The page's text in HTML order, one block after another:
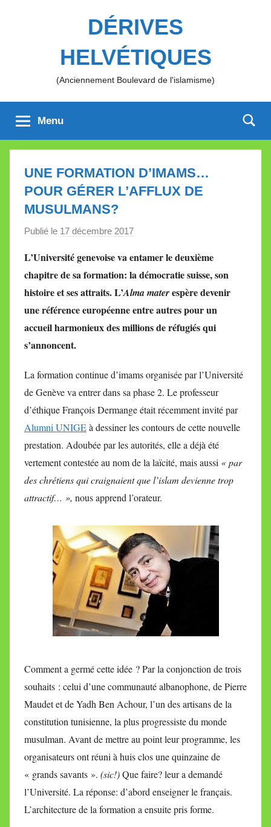
DÉRIVES
HELVÉTIQUES
(Anciennement Boulevard de l'islamisme)
Menu
UNE FORMATION D’IMAMS…
POUR GÉRER L’AFFLUX DE
MUSULMANS?
Publié le 17 décembre 2017
r
M
i
r
e
l
e
l
e
t
t
L’Université genevoise va entamer le deuxième
chapitre de sa formation: la démocratie suisse, son
histoire et ses attraits. L’Alma materespère devenir
une référence européenne entre autres pour un
accueil harmonieux des millions de réfugiés qui
s’annoncent.
La formation continue d’imams organisée par l’Université
de Genève va entrer dans sa phase 2. Le professeur
d’éthique François Dermange était récemment invité par
Alumni UNIGEà dessiner les contours de cette nouvelle
prestation. Adoubée par les autorités, elle a déjà été
vertement contestée au nom de la laïcité, mais aussi « par
des chrétiens qui craignaient que l’islam devienne trop
attractif… », nous apprend l’orateur.
Comment a germé cette idée ? Par la conjonction de trois
souhaits : celui d’une communauté albanophone, de Pierre
Maudet et de Yadh Ben Achour, l’un des artisans de la
constitution tunisienne, la plus progressiste du monde
musulman. Avant de mettre au point leur programme, les
organisateurs ont réuni à huis clos une quinzaine de
« grands savants ». (sic!)Que faire? leur a demandé
l’Université. La réponse: d’abord enseigner le français.
L’architecture de la formation a ensuite pris forme.